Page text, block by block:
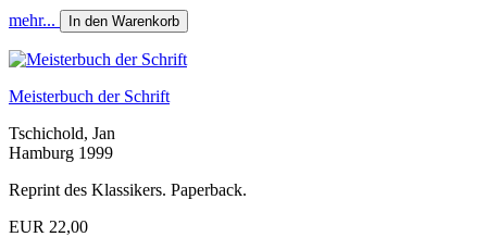
mehr... In den Warenkorb
Meisterbuch der Schrift
Tschichold, Jan
Hamburg 1999
Reprint des Klassikers. Paperback.
EUR 22,00